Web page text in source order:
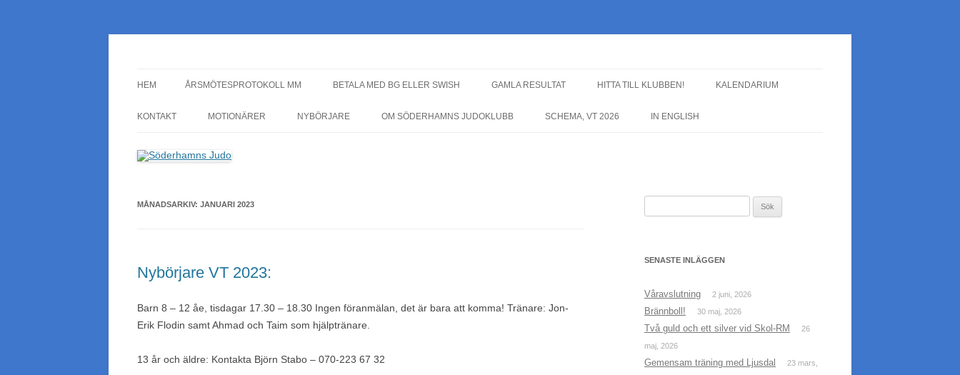
HEM ÅRSMÖTESPROTOKOLL MM BETALA MED BG ELLER SWISH GAMLA RESULTAT HITTA TILL KLUBBEN! KALENDARIUM
KONTAKT MOTIONÄRER NYBÖRJARE OM SÖDERHAMNS JUDOKLUBB SCHEMA, VT 2026 IN ENGLISH
MÅNADSARKIV: JANUARI 2023
Nybörjare VT 2023:
Barn 8 – 12 åe, tisdagar 17.30 – 18.30 Ingen föranmälan, det är bara att komma! Tränare: Jon-
Erik Flodin samt Ahmad och Taim som hjälptränare.
13 år och äldre: Kontakta Björn Stabo – 070-223 67 32
SENASTE INLÄGGEN
Våravslutning 2 juni, 2026
Brännboll! 30 maj, 2026
Två guld och ett silver vid Skol-RM
26
maj, 2026
Gemensam träning med Ljusdal
23 mars,